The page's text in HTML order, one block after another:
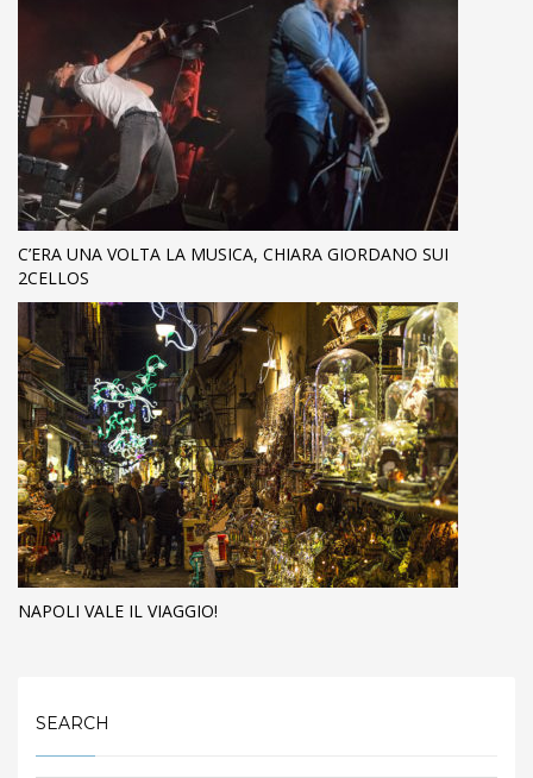
C’ERA UNA VOLTA LA MUSICA, CHIARA GIORDANO SUI
2CELLOS
NAPOLI VALE IL VIAGGIO!
SEARCH